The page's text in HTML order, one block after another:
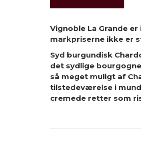
Vignoble La Grande
markpriserne ikke er
Syd burgundisk
det sydlige
så meget muligt af
tilstedeværelse i
cremede retter som